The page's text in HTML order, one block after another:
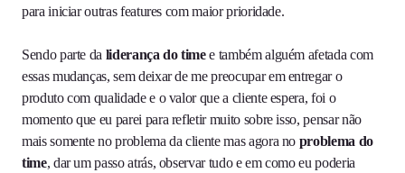
para iniciar outras features com maior prioridade.
Sendo parte da liderança do timee também alguém afetada com
essas mudanças, sem deixar de me preocupar em entregar o
produto com qualidade e o valor que a cliente espera, foi o
momento que eu parei para refletir muito sobre isso, pensar não
mais somente no problema da cliente mas agora no problema do
time, dar um passo atrás, observar tudo e em como eu poderia